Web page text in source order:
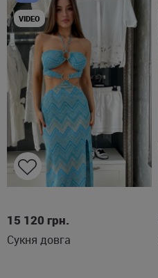
VIDEO
15 120 грн.
Сукня довга